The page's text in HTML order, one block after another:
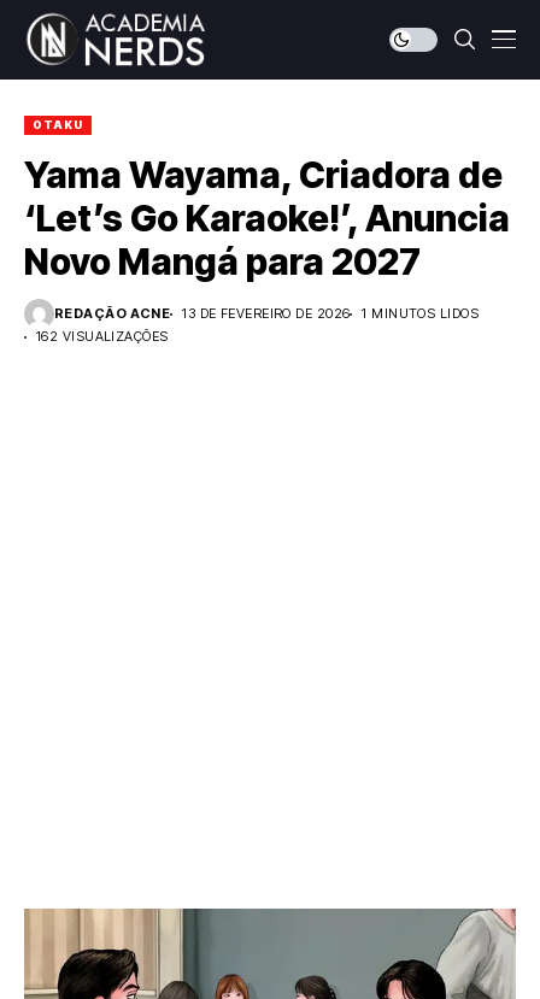
OTAKU
Yama Wayama, Criadora de
‘Let’s Go Karaoke!’, Anuncia
Novo Mangá para 2027
REDAÇÃO ACNE 13 DE FEVEREIRO DE 2026
1 MINUTOS LIDOS
162 VISUALIZAÇÕES